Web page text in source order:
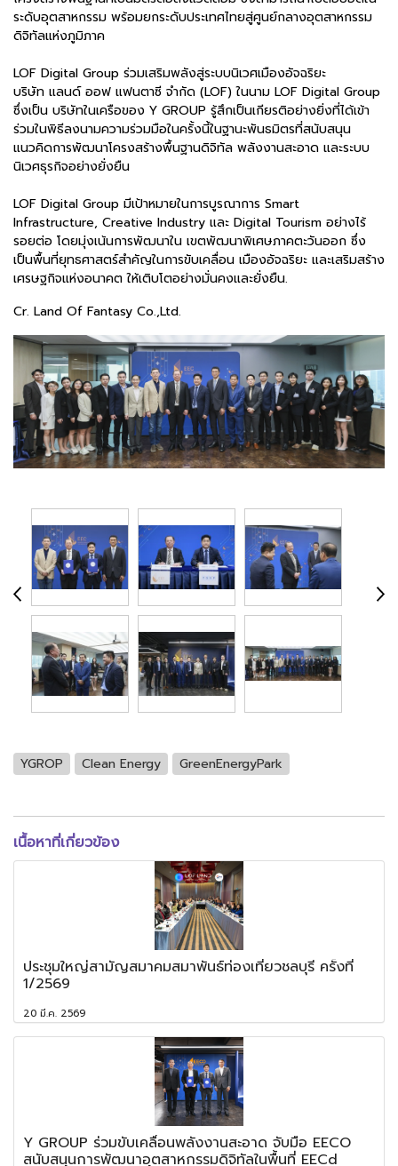
ระดับอุตสาหกรรม พร้อมยกระดับประเทศไทยสู่ศูนย์กลางอุตสาหกรรม
ดิจิทัลแห่งภูมิภาค
LOF Digital Group ร่วมเสริมพลังสู่ระบบนิเวศเมืองอัจฉริยะ
บริษัท แลนด์ ออฟ แฟนตาซี จำกัด (LOF) ในนาม LOF Digital Group
ซึ่งเป็น บริษัทในเครือของ Y GROUP รู้สึกเป็นเกียรติอย่างยิ่งที่ได้เข้า
ร่วมในพิธีลงนามความร่วมมือในครั้งนี้ในฐานะพันธมิตรที่สนับสนุน
แนวคิดการพัฒนาโครงสร้างพื้นฐานดิจิทัล พลังงานสะอาด และระบบ
นิเวศธุรกิจอย่างยั่งยืน
LOF Digital Group มีเป้าหมายในการบูรณาการ Smart
Infrastructure, Creative Industry และ Digital Tourism อย่างไร้
รอยต่อ โดยมุ่งเน้นการพัฒนาใน เขตพัฒนาพิเศษภาคตะวันออก ซึ่ง
เป็นพื้นที่ยุทธศาสตร์สำคัญในการขับเคลื่อน เมืองอัจฉริยะ และเสริมสร้าง
เศรษฐกิจแห่งอนาคต ให้เติบโตอย่างมั่นคงและยั่งยืน.
Cr. Land Of Fantasy Co.,Ltd.
YGROP Clean Energy GreenEnergyPark
เนื้อหาที่เกี่ยวข้อง
ประชุมใหญ่สามัญสมาคมสมาพันธ์ท่องเที่ยวชลบุรี ครั้งที่
1/2569
20 มี.ค. 2569
Y GROUP ร่วมขับเคลื่อนพลังงานสะอาด จับมือ EECO
สนับสนุนการพัฒนาอุตสาหกรรมดิจิทัลในพื้นที่ EECd